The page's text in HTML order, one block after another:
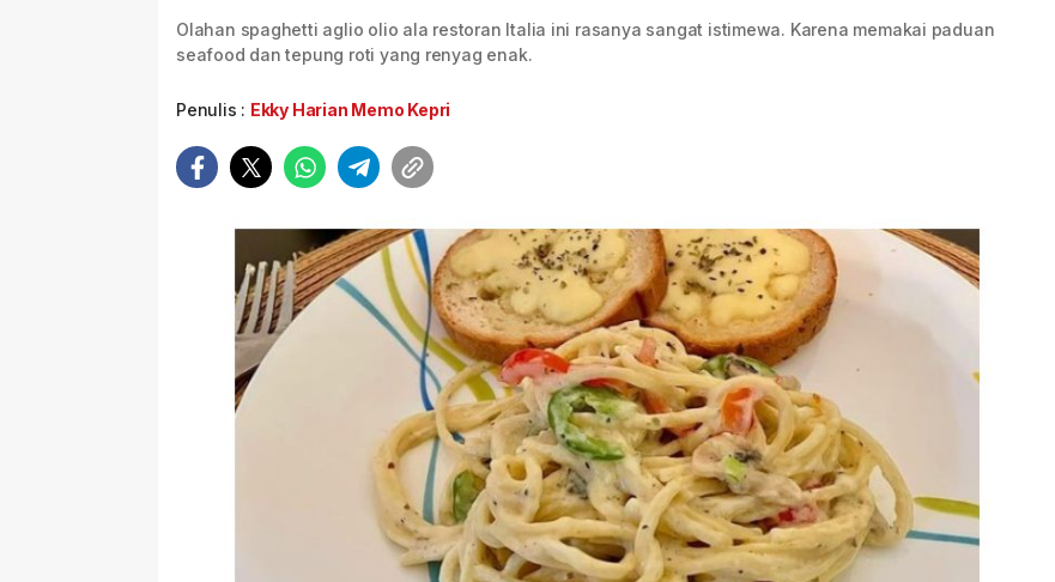
Olahan spaghetti aglio olio ala restoran Italia ini rasanya sangat istimewa. Karena memakai paduan
seafood dan tepung roti yang renyag enak.
Penulis : Ekky Harian Memo Kepri